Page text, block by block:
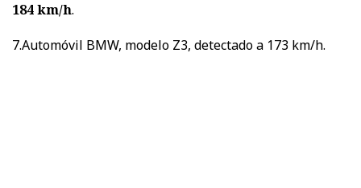
184 km/h.
7.Automóvil BMW, modelo Z3, detectado a 173 km/h.